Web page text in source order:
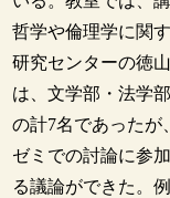
哲学や倫理学に関
研究センターの徳
は、文学部・法学
の計7名であったが
ゼミでの討論に参
る議論ができた。